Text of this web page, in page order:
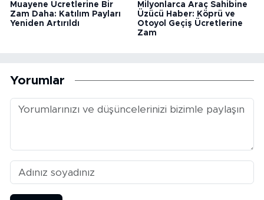
Muayene Ücretlerine Bir
Zam Daha: Katılım Payları
Yeniden Artırıldı
Milyonlarca Araç Sahibine
Üzücü Haber: Köprü ve
Otoyol Geçiş Ücretlerine
Zam
Yorumlar